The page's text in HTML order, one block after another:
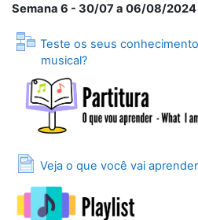
Semana 6 - 30/07 a 06/08/2024
Teste os seus
musical?
Lição
Veja o que você vai